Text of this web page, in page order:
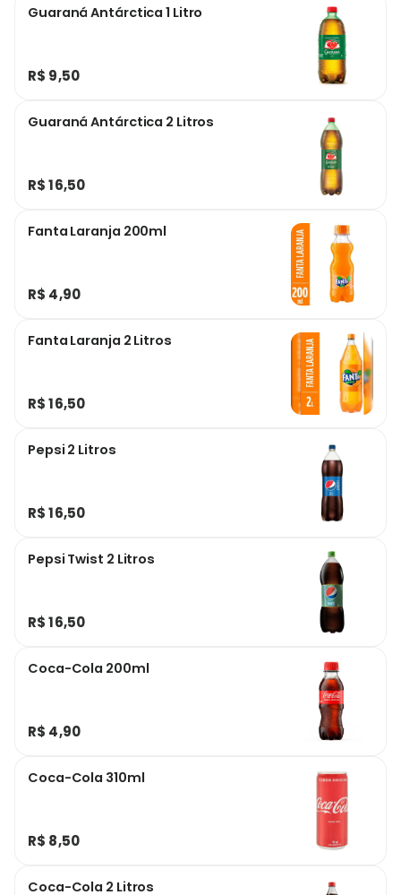
Guaraná Antárctica 1 Litro
R$ 9,50
Guaraná Antárctica 2 Litros
R$ 16,50
Fanta Laranja 200ml
R$ 4,90
Fanta Laranja 2 Litros
R$ 16,50
Pepsi 2 Litros
R$ 16,50
Pepsi Twist 2 Litros
R$ 16,50
Coca-Cola 200ml
R$ 4,90
Coca-Cola 310ml
R$ 8,50
Coca-Cola 2 Litros